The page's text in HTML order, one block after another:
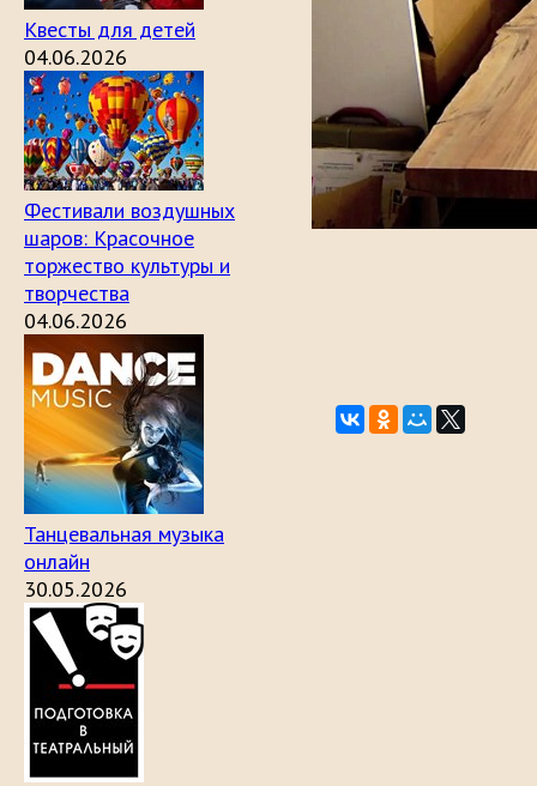
Квесты для детей
04.06.2026
Фестивали воздушных
шаров: Красочное
торжество культуры и
творчества
04.06.2026
Танцевальная музыка
онлайн
30.05.2026